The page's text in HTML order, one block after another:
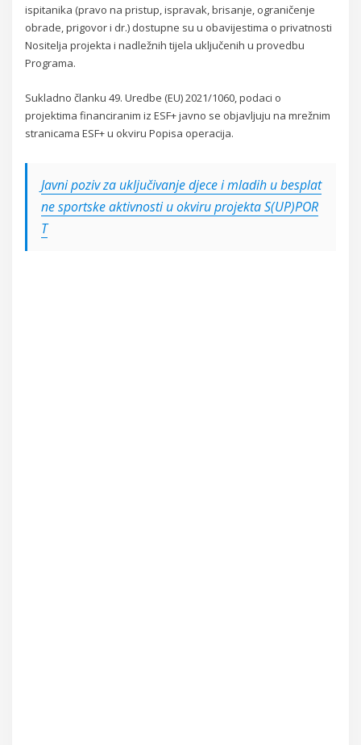
ispitanika (pravo na pristup, ispravak, brisanje, ograničenje
obrade, prigovor i dr.) dostupne su u obavijestima o privatnosti
Nositelja projekta i nadležnih tijela uključenih u provedbu
Programa.
Sukladno članku 49. Uredbe (EU) 2021/1060, podaci o
projektima financiranim iz ESF+ javno se objavljuju na mrežnim
stranicama ESF+ u okviru Popisa operacija.
Javni poziv za uključivanje djece i mladih u besplat
ne sportske aktivnosti u okviru projekta S(UP)POR
T